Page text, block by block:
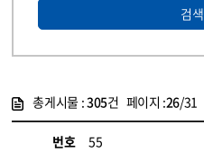
검색
총게시물 :305건 페이지 :26/31
번호
55